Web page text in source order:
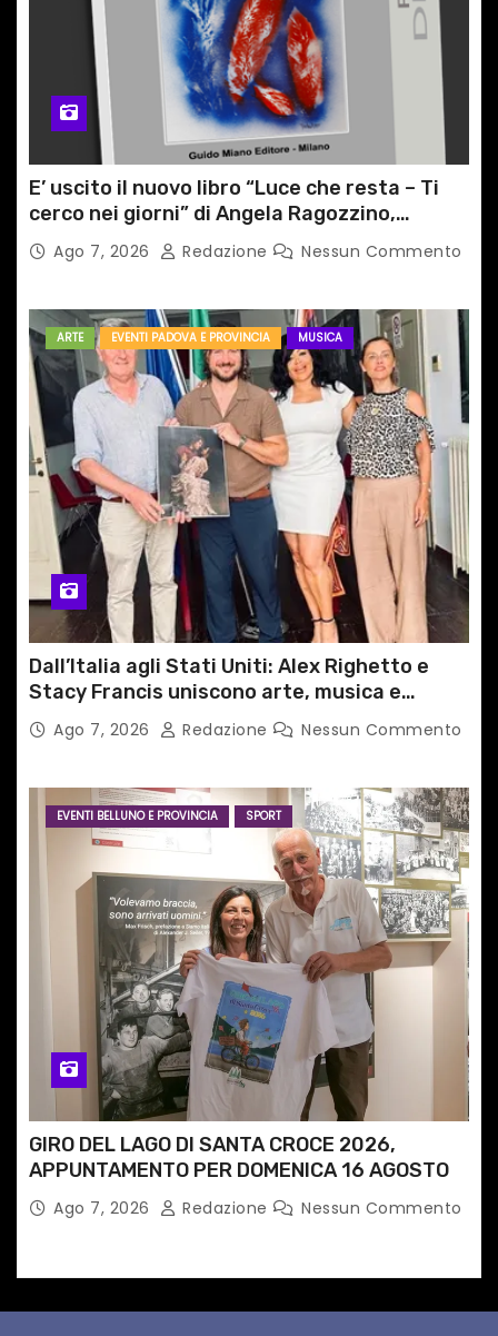
E’ uscito il nuovo libro “Luce che resta – Ti
cerco nei giorni” di Angela Ragozzino,
medico primario di Capua
Ago 7, 2026 Redazione Nessun Commento
ARTE EVENTI PADOVA E PROVINCIA MUSICA
Dall’Italia agli Stati Uniti: Alex Righetto e
Stacy Francis uniscono arte, musica e
tecnologia in un nuovo progetto
internazionale”
Ago 7, 2026 Redazione Nessun Commento
EVENTI BELLUNO E PROVINCIA SPORT
GIRO DEL LAGO DI SANTA CROCE 2026,
APPUNTAMENTO PER DOMENICA 16 AGOSTO
Ago 7, 2026 Redazione Nessun Commento